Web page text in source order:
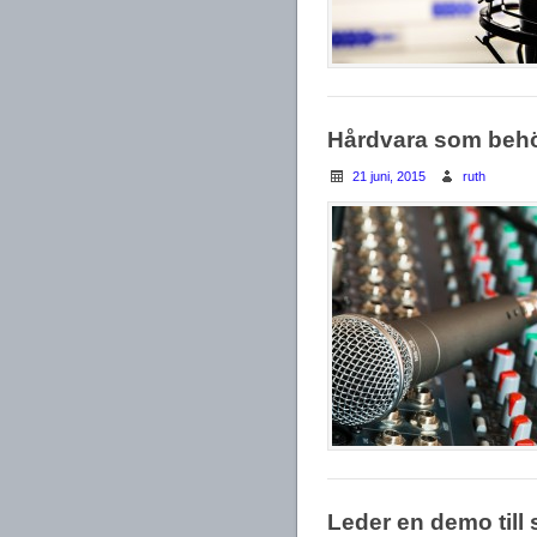
Hårdvara som
21 juni, 2015 ruth
Leder en demo till